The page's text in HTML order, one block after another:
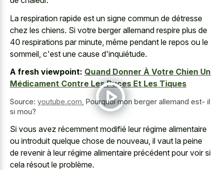
La respiration rapide est un signe commun de détresse
chez les chiens. Si votre berger allemand respire plus de
40 respirations par minute, même pendant le repos ou le
sommeil, c'est une cause d'inquiétude.
A fresh viewpoint: Quand Donner À Votre Chien Un
Médicament Contre Les Puces Et Les Tiques
Source: youtube.com Pourquoi mon berger allemand est- il
si mou?
Si vous avez récemment modifié leur régime alimentaire
ou introduit quelque chose de nouveau, il vaut la peine
de revenir à leur régime alimentaire précédent pour voir si
cela résout le problème.